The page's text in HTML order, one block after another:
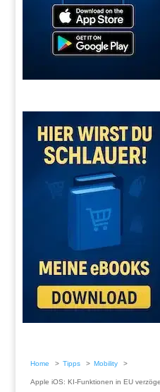
Home Tipps Mobility
Apple iOS: KI-Funktionen in EU